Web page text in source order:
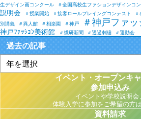
生デザイン画コンクール
＃全国高校生ファションデザインコ
説明会
＃授業開始 ＃接客ロールプレイングコンテスト
別講義
＃異人館 ＃相楽園 ＃神戸 ＃神戸ファ
神戸ﾌｧｯｼｮﾝ美術館
＃繊研新聞 ＃透過刺繡 ＃運動会
過去の記事
イベント・オープンキ
参加申込み
イベントや学校説明会
体験入学に参加をご希望の方
資料請求